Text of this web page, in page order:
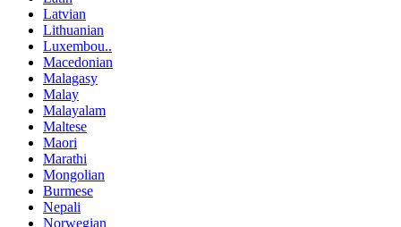
Latvian
Lithuanian
Luxembou..
Macedonian
Malagasy
Malay
Malayalam
Maltese
Maori
Marathi
Mongolian
Burmese
Nepali
Norwegian